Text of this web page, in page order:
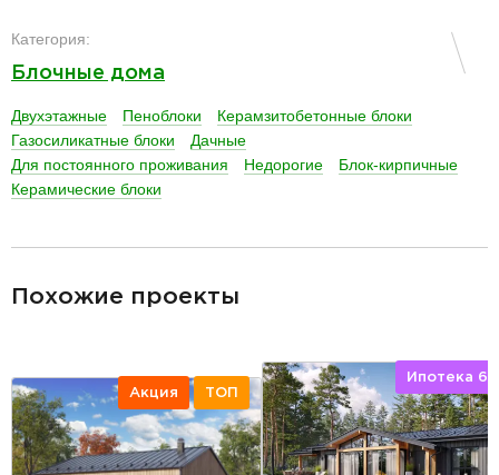
Категория:
Блочные дома
Двухэтажные Пеноблоки
Керамзитобетонные блоки
Газосиликатные блоки
Дачные
Для постоянного проживания
Недорогие
Блок-кирпичные
Керамические блоки
Похожие проекты
Акция ТОП
Ипотека